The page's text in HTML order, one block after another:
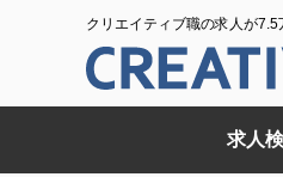
クリエイティブ職の求人が
求人